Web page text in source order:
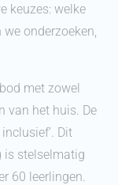
keuzes: welke
onderzoeken,
met zowel
van het huis. De
Dit
is stelselmatig
60 leerlingen.